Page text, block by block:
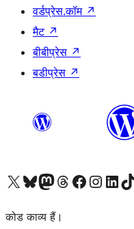
वर्डप्रेस.कॉम ↗
मैट ↗
बीबीप्रेस ↗
बडीप्रेस ↗
Visit our X (formerly Twitter) account
हमारे बलुस्की खाते पर जाएँVisit our Mastodon account
हमारे थ्रेड्स अकाउंट पर जाएंहमारे फेसबुक पेज पर जाएँहमारे इंस्टाग्राम अकाउंट पर जाएंहमारे लिंक्डइन खाते पर जाएँ
हमारे
कोड काव्य हैं।